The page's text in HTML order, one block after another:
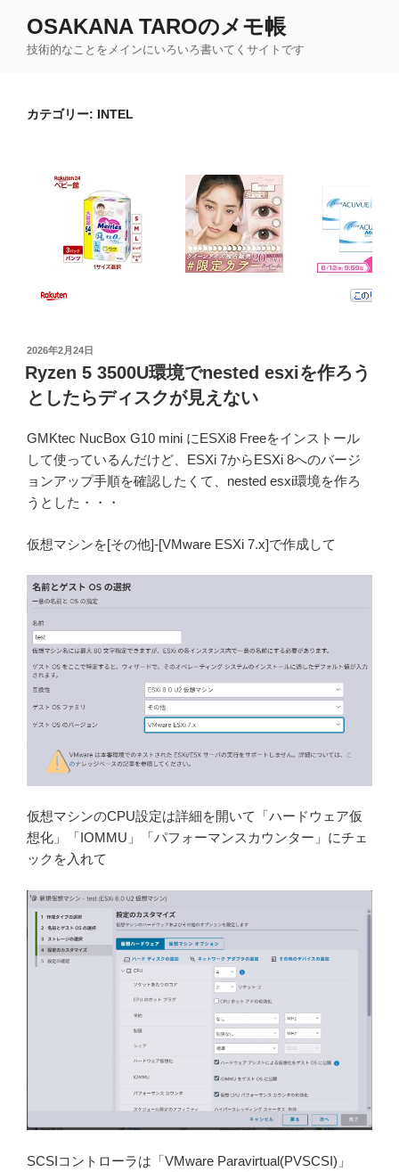
OSAKANA TAROのメモ帳
技術的なことをメインにいろいろ書いてくサイトです
カテゴリー: INTEL
投
稿
日:
2026年2月24日
Ryzen 5 3500U環境でnested esxiを作ろう
としたらディスクが見えない
GMKtec NucBox G10 mini にESXi8 Freeをインストール
して使っているんだけど、ESXi 7からESXi 8へのバージ
ョンアップ手順を確認したくて、nested esxi環境を作ろ
うとした・・・
仮想マシンを[その他]-[VMware ESXi 7.x]で作成して
仮想マシンのCPU設定は詳細を開いて「ハードウェア仮
想化」「IOMMU」「パフォーマンスカウンター」にチェ
ックを入れて
SCSIコントローラは「VMware Paravirtual(PVSCSI)」